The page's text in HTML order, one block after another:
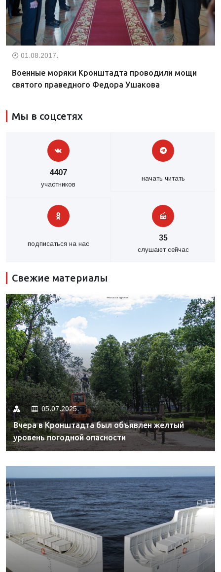
01.08.2017.
Военные моряки Кронштадта проводили мощи
святого праведного Федора Ушакова
Мы в соцсетях
4407
участников
начать читать
подписаться на нас
35
слушают сейчас
Свежие материалы
05.07.2025.
Вчера в Кронштадта был объявлен желтый
уровень погодной опасности